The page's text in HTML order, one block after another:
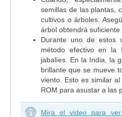
semillas de las plantas,
cultivos o árboles.
árbol obtendrá suficiente
Durante uno de estos
método efectivo en la
jabalíes. En la India, la
brillante que se mueve
viento. Esto es similar
ROM para asustar a las
Mira el video para